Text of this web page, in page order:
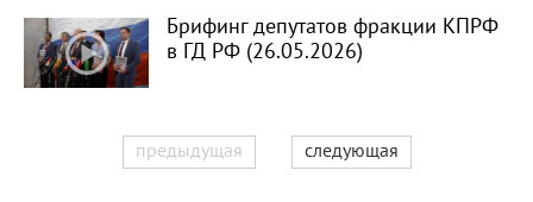
Брифинг депутатов фракции КПРФ
в ГД РФ (26.05.2026)
предыдущая следующая